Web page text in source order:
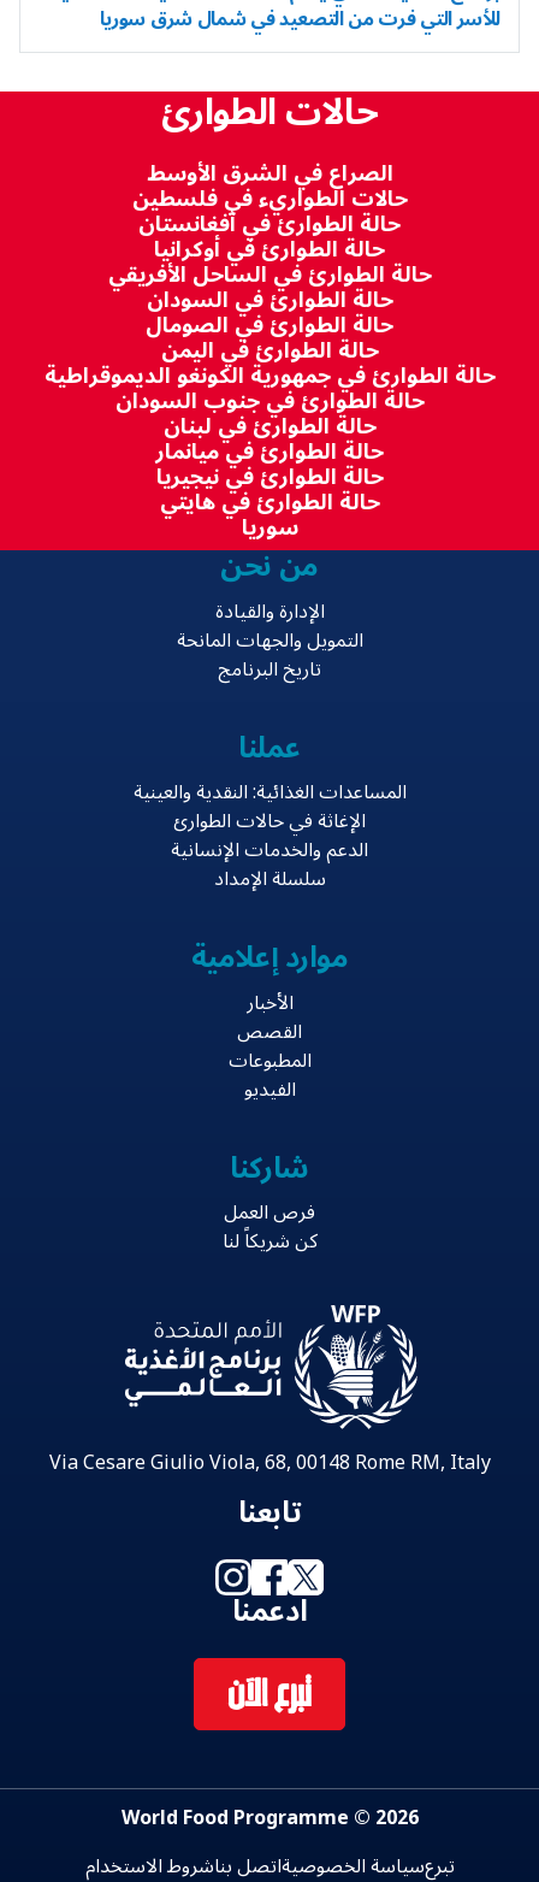
للأسر التي فرت من التصعيد في شمال شرق سوريا
حالات الطوارئ
الصراع في الشرق الأوسط
حالات الطواريء في فلسطين
حالة الطوارئ في أفغانستان
حالة الطوارئ في أوكرانيا
حالة الطوارئ في الساحل الأفريقي
حالة الطوارئ في السودان
حالة الطوارئ في الصومال
حالة الطوارئ في اليمن
حالة الطوارئ في جمهورية الكونغو الديموقراطية
حالة الطوارئ في جنوب السودان
حالة الطوارئ في لبنان
حالة الطوارئ في ميانمار
حالة الطوارئ في نيجيريا
حالة الطوارئ في هايتي
سوريا
من نحن
الإدارة والقيادة
التمويل والجهات المانحة
تاريخ البرنامج
عملنا
المساعدات الغذائية: النقدية والعينية
الإغاثة في حالات الطوارئ
الدعم والخدمات الإنسانية
سلسلة الإمداد
موارد إعلامية
الأخبار
القصص
المطبوعات
الفيديو
شاركنا
فرص العمل
كن شريكاً لنا
Via Cesare Giulio Viola, 68, 00148 Rome RM, Italy
تابعنا
ادعمنا
تبرع الآن
2026 © World Food Programme
تبرعسياسة الخصوصيةاتصل بناشروط الاستخدام